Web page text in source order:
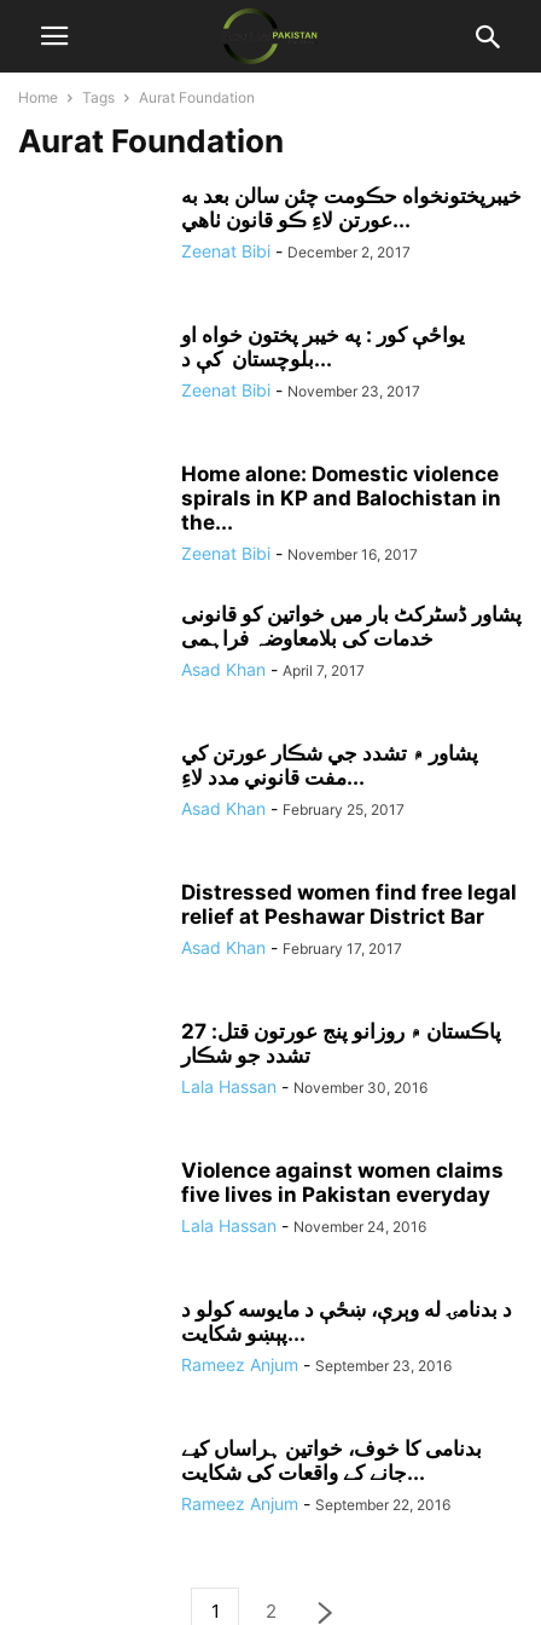
Home Tags Aurat Foundation
Aurat Foundation
خيبرپختونخواه حڪومت چئن سالن بعد به
عورتن لاءِ ڪو قانون ٺاهي...
Zeenat Bibi - December 2, 2017
يواځې کور : په خيبر پختون خواه او
بلوچستان کې د...
Zeenat Bibi - November 23, 2017
Home alone: Domestic violence
spirals in KP and Balochistan in
the...
Zeenat Bibi - November 16, 2017
پشاور ڈسٹرکٹ بار میں خواتین کو قانونی
خدمات کی بلامعاوضہ فراہمی
Asad Khan - April 7, 2017
پشاور ۾ تشدد جي شڪار عورتن کي
مفت قانوني مدد لاءِ...
Asad Khan - February 25, 2017
Distressed women find free legal
relief at Peshawar District Bar
Asad Khan - February 17, 2017
پاڪستان ۾ روزانو پنج عورتون قتل: 27
تشدد جو شڪار
Lala Hassan - November 30, 2016
Violence against women claims
five lives in Pakistan everyday
Lala Hassan - November 24, 2016
د بدنامۍ له وېرې، ښځې د مايوسه کولو د
پېښو شکايت...
Rameez Anjum - September 23, 2016
بدنامی کا خوف، خواتین ہراساں کیے
جانے کے واقعات کی شکایت...
Rameez Anjum - September 22, 2016
1 2